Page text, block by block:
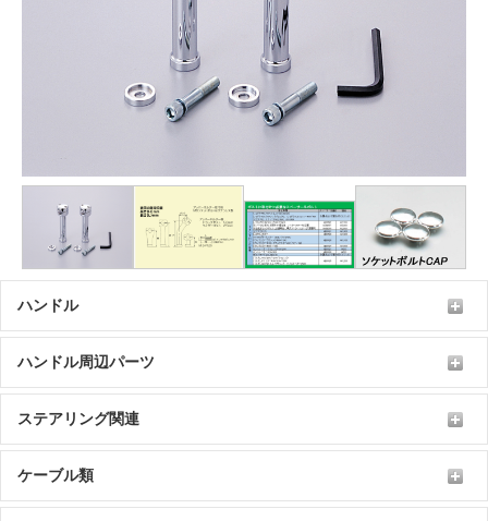
ハンドル
ハンドル周辺パーツ
ステアリング関連
ケーブル類